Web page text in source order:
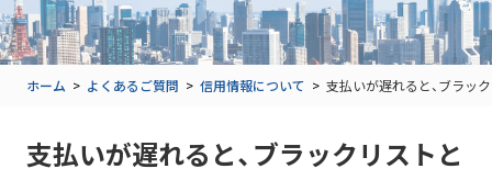
ホーム > よくあるご質問 > 信用情報について > 支払いが遅れると、ブラッ
支払いが遅れると、ブラックリストと